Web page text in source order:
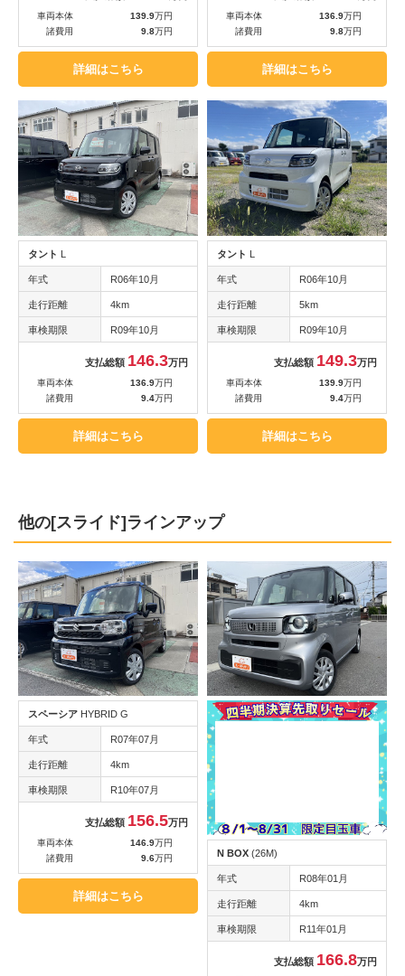
車両本体 139.9万円
諸費用
9.8万円
詳細はこちら
車両本体 136.9万円
諸費用
9.8万円
詳細はこちら
タント L
年式 R06年10月
走行距離 4km
車検期限 R09年10月
支払総額 146.3万円
車両本体 136.9万円
諸費用
9.4万円
詳細はこちら
タント L
年式 R06年10月
走行距離 5km
車検期限 R09年10月
支払総額 149.3万円
車両本体 139.9万円
諸費用
9.4万円
詳細はこちら
他の[スライド]ラインアップ
スペーシア HYBRID G
年式 R07年07月
走行距離 4km
車検期限 R10年07月
支払総額 156.5万円
車両本体 146.9万円
諸費用
9.6万円
詳細はこちら
N BOX (26M)
年式 R08年01月
走行距離 4km
車検期限 R11年01月
支払総額 166.8万円